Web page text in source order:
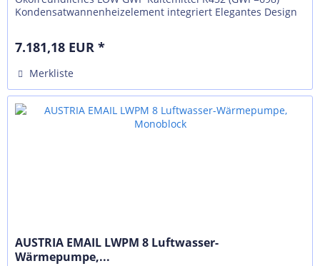
Kondensatwannenheizelement integriert Elegantes Design
7.181,18 EUR *
Merkliste
AUSTRIA EMAIL LWPM 8 Luftwasser-
Wärmepumpe,...